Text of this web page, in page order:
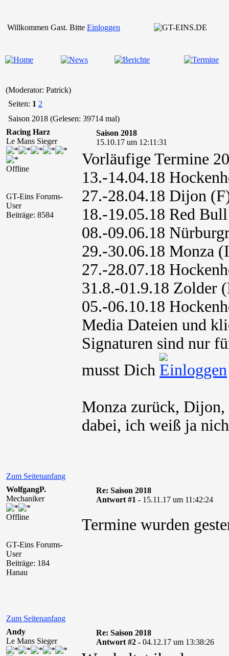
Willkommen Gast. Bitte Einloggen
(Moderator: Patrick)
Seiten: 1 2
Saison 2018 (Gelesen: 39714 mal)
Racing Harz
Le Mans Sieger
Offline
GT-Eins Forums-
User
Beiträge: 8584
Saison 2018
15.10.17 um 12:11:31
Vorläufige Termine
13.-14.04.18
27.-28.04.18 Dijon
18.-19.05.18 Red
08.-09.06.18
29.-30.06.18 Monza
27.-28.07.18
31.8.-01.9.18 Zolder
05.-06.10.18
Media Dateien und
Signaturen sind nur
musst Dich
Monza zurück, Dijon,
dabei, ich weiß ja
Zum Seitenanfang
WolfgangP.
Mechaniker
Offline
GT-Eins Forums-
User
Beiträge: 184
Hanau
Re: Saison 2018
Antwort #1 - 15.11.17 um 11:42:24
Termine wurden
Zum Seitenanfang
Andy
Le Mans Sieger
Re: Saison 2018
Antwort #2 - 04.12.17 um 13:38:26